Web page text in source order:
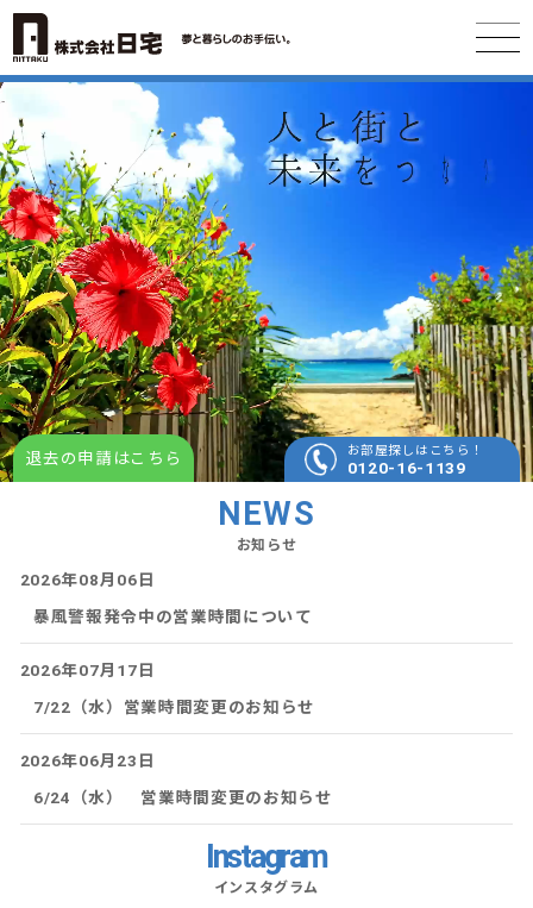
退去の申請はこちら お部屋探しはこちら！
0120-16-1139
NEWS
お知らせ
2026年08月06日
暴風警報発令中の営業時間について
2026年07月17日
7/22（水）営業時間変更のお知らせ
2026年06月23日
6/24（水） 営業時間変更のお知らせ
Instagram
インスタグラム